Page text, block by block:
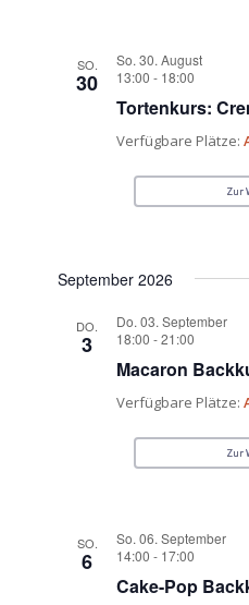
SO.
30
So. 30. August
13:00 - 18:00
Tortenkurs:
Verfügbare Plätze:
Zur
September 2026
DO.
3
Do. 03. September
18:00 -21:00
Macaron
Verfügbare Plätze:
Zur
SO.
6
So. 06. September
14:00 - 17:00
Cake-Pop